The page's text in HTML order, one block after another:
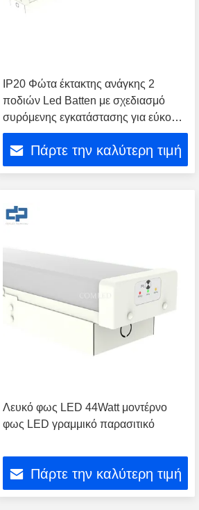
IP20 Φώτα έκτακτης ανάγκης 2
ποδιών Led Batten με σχεδιασμό
συρόμενης εγκατάστασης για εύκολη
εγκατάσταση
Πάρτε την καλύτερη τιμή
Λευκό φως LED 44Watt μοντέρνο
φως LED γραμμικό παρασιτικό
Πάρτε την καλύτερη τιμή